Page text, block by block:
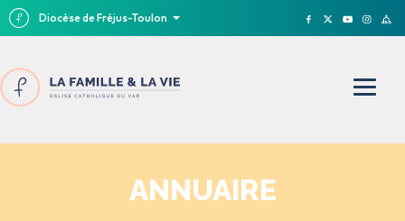
Diocèse de Fréjus-Toulon
ANNUAIRE